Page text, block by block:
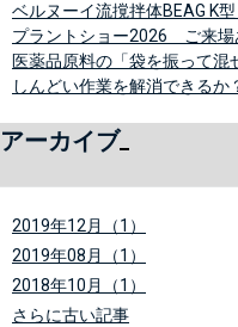
ベルヌーイ流撹拌体BEAG K
プラントショー2026 ご来場
医薬品原料の「袋を振って
しんどい作業を解消できるか
アーカイブ
2019年12月（1）
2019年08月（1）
2018年10月（1）
さらに古い記事